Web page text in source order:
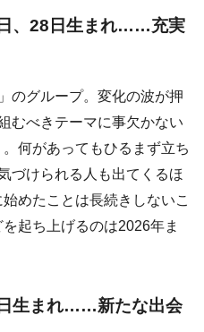
、28日生まれ……充実
のグループ。変化の波が押
むべきテーマに事欠かない
何があってもひるまず立ち
づけられる人も出てくるほ
めたことは長続きしないこ
起ち上げるのは2026年ま
生まれ……新たな出会